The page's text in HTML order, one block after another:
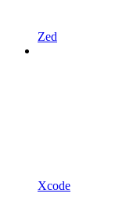
Zed
Xcode